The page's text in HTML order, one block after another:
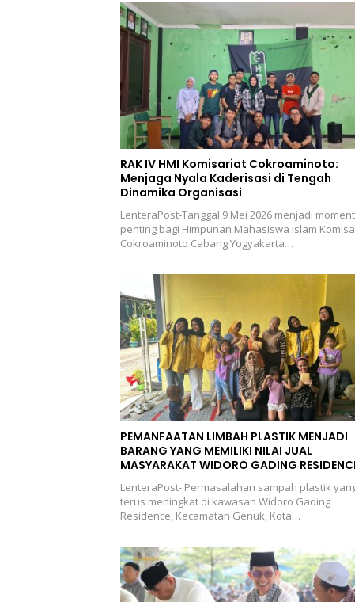
RAK IV HMI Komisariat Cokroaminoto:
Menjaga Nyala Kaderisasi di Tengah
Dinamika Organisasi
LenteraPost-Tanggal 9 Mei 2026 menjadi
penting bagi Himpunan Mahasiswa Islam
Cokroaminoto Cabang Yogyakarta…
PEMANFAATAN LIMBAH PLASTIK MENJADI
BARANG YANG MEMILIKI NILAI JUAL
MASYARAKAT WIDORO GADING
LenteraPost- Permasalahan sampah plastik
terus meningkat di kawasan Widoro Gading
Residence, Kecamatan Genuk, Kota…